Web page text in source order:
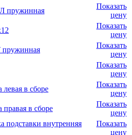
пружинная
Показать
цену
Показать
цену
Показать
цену
Показать
цену
левая в сборе
Показать
цену
правая в сборе
Показать
цену
подставки внутренняя
Показать
цену